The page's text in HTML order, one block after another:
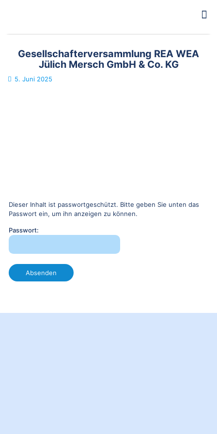
Gesellschafterversammlung REA WEA
Jülich Mersch GmbH & Co. KG
5. Juni 2025
Dieser Inhalt ist passwortgeschützt. Bitte geben Sie unten das
Passwort ein, um ihn anzeigen zu können.
Passwort: